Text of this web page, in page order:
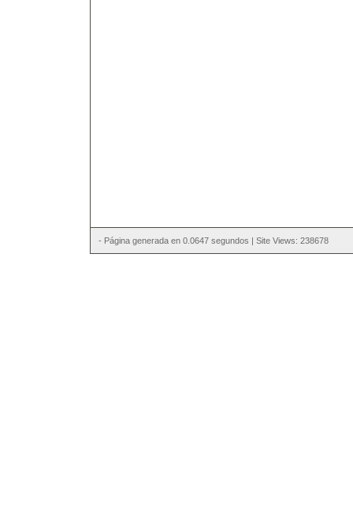
- Página generada en 0.0647 segundos | Site Views: 238678